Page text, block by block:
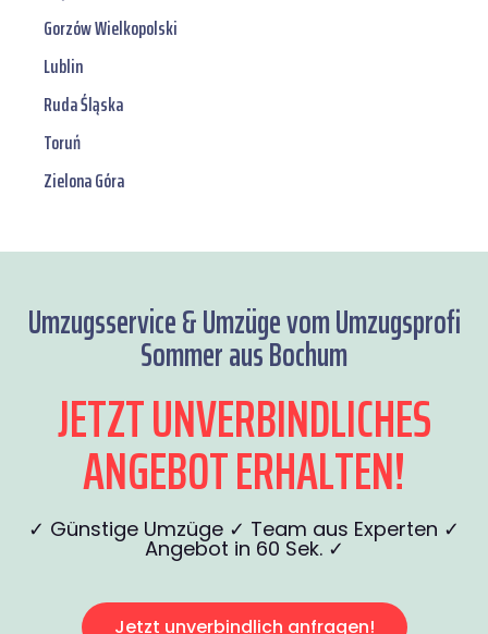
Gorzów Wielkopolski
Lublin
Ruda Śląska
Toruń
Zielona Góra
Umzugsservice & Umzüge vom Umzugsprofi
Sommer aus Bochum
JETZT UNVERBINDLICHES
ANGEBOT ERHALTEN!
✓ Günstige Umzüge ✓ Team aus Experten ✓
Angebot in 60 Sek. ✓
Jetzt unverbindlich anfragen!